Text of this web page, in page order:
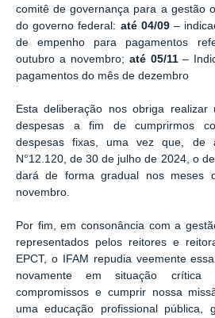
comitê de governança para a gestão
do governo federal: até 04/09–
de empenho para pagamentos
outubro a novembro; até 05/11–
pagamentos do mês de dezembro
Esta deliberação nos obriga realizar
despesas a fim de cumprirmos
despesas fixas, uma vez que, de
N°12.120, de 30 de julho de 2024, o
dará de forma gradual nos meses
novembro.
Por fim, em consonância com a
representados pelos reitores e
EPCT, o IFAM repudia veemente
novamente em situação crítica
compromissos e cumprir nossa
uma educação profissional pública,